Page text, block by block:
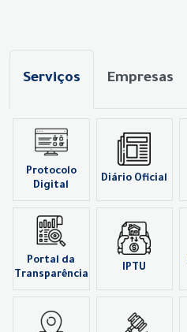
Serviços Empresas
Protocolo
Digital
Diário Oficial
Portal da
Transparência
IPTU